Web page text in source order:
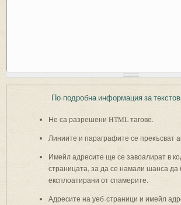
По-подробна информация за
Не са разрешени HTML тагове.
Линиите и параграфите се прекъсват
Имейл адресите ще се завоалират в
страницата, за да се намали шанса да
експлоатирани от спамерите.
Адресите на уеб-страници и имейл